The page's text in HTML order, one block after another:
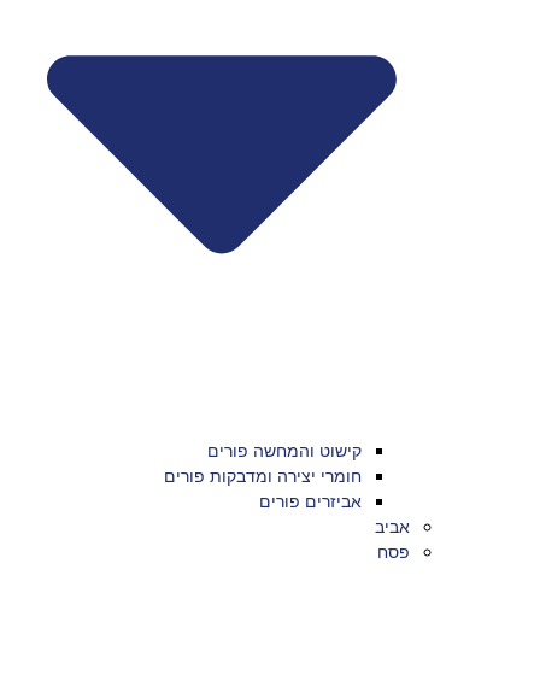
קישוט והמחשה פורים
חומרי יצירה ומדבקות פורים
אביזרים פורים
אביב
פסח